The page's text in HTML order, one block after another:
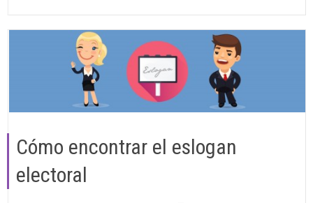
Cómo encontrar el eslogan
electoral